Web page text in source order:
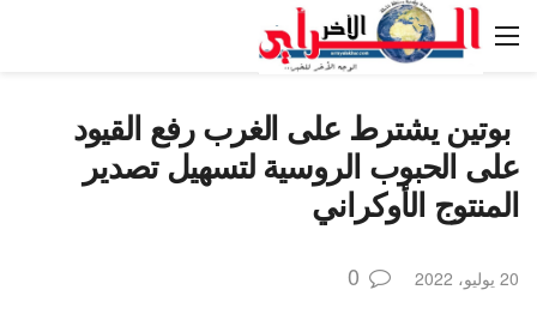
بوتين يشترط على الغرب رفع القيود
على الحبوب الروسية لتسهيل تصدير
المنتوج الأوكراني
20 يوليو، 2022 0